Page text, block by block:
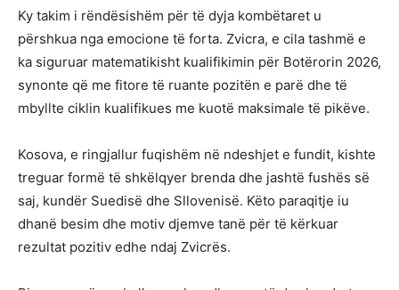
Ky takim i rëndësishëm për të dyja kombëtaret u
përshkua nga emocione të forta. Zvicra, e cila tashmë e
ka siguruar matematikisht kualifikimin për Botërorin 2026,
synonte që me fitore të ruante pozitën e parë dhe të
mbyllte ciklin kualifikues me kuotë maksimale të pikëve.
Kosova, e ringjallur fuqishëm në ndeshjet e fundit, kishte
treguar formë të shkëlqyer brenda dhe jashtë fushës së
saj, kundër Suedisë dhe Sllovenisë. Këto paraqitje iu
dhanë besim dhe motiv djemve tanë për të kërkuar
rezultat pozitiv edhe ndaj Zvicrës.